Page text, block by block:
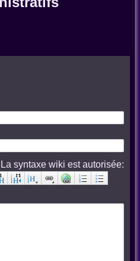
syntaxe wiki est autorisée: